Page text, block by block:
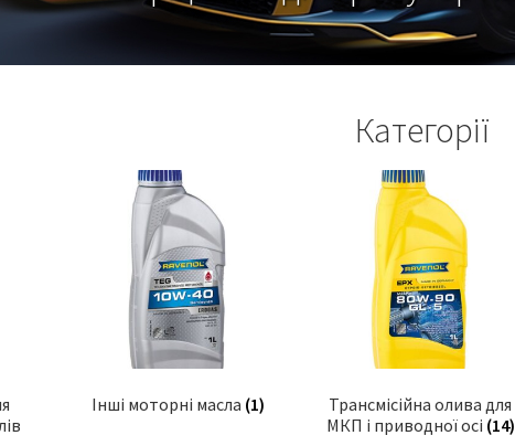
Категорії
Інші моторні масла (1)
Трансмісійна олива для
МКП і приводної осі (14)